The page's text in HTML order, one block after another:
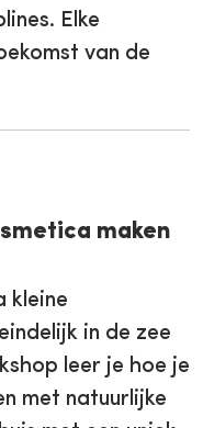
Elke
van de
maken
kleine
in de zee
leer je hoe je
met natuurlijke